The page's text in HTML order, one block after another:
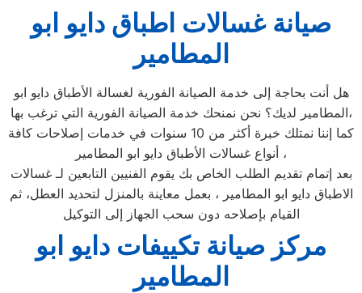
صيانة غسالات اطباق دايو ابو
المطامير
هل أنت بحاجة إلى خدمة الصيانة الفورية لغسالة الأطباق دايو ابو
المطامير لديك؟ نحن نمنحك خدمة الصيانة الفورية التي ترغب بها،
كما إننا نمتلك خبرة أكثر من 10 سنوات في خدمات إصلاحات كافة
أنواع غسالات الأطباق دايو ابو المطامير ،
بعد إتمام تقديم الطلب الخاص بك يقوم الفنيين التابعين لـ غسالات
الاطباق دايو ابو المطامير ، بعمل معاينة بالمنزل لتحديد العطل، ثم
القيام بإصلاحه دون سحب الجهاز إلى التوكيل
مركز صيانة تكييفات دايو ابو
المطامير